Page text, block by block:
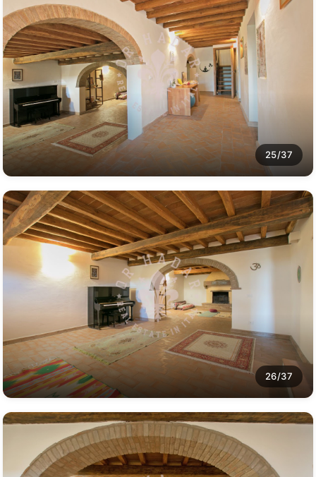
25/37
26/37